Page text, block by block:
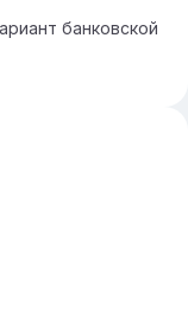
банковской